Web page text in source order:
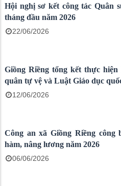
vệ và chi trả phụ cấp trách
01/07/2026